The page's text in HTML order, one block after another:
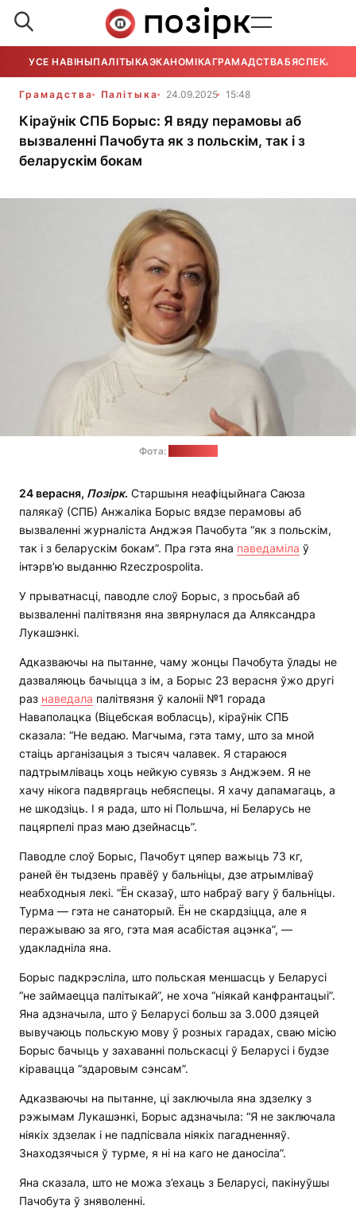
УСЕ НАВІНЫПАЛІТЫКАЭКАНОМІКАГРАМАДСТВАБЯСПЕКА
Грамадства Палітыка 24.09.2025 15:48
Кіраўнік СПБ Борыс: Я вяду перамовы аб
вызваленні Пачобута як з польскім, так і з
беларускім бокам
Фота:
24 верасня, Позірк. Старшыня неафіцыйнага Саюза
палякаў (СПБ) Анжаліка Борыс вядзе перамовы аб
вызваленні журналіста Анджэя Пачобута “як з польскім,
так і з беларускім бокам”. Пра гэта яна паведаміла ў
інтэрв’ю выданню Rzeczpospolita.
У прыватнасці, паводле слоў Борыс, з просьбай аб
вызваленні палітвязня яна звярнулася да Аляксандра
Лукашэнкі.
Адказваючы на пытанне, чаму жонцы Пачобута ўлады не
дазваляюць бачыцца з ім, а Борыс 23 верасня ўжо другі
раз наведала палітвязня ў калоніі №1 горада
Наваполацка (Віцебская вобласць), кіраўнік СПБ
сказала: “Не ведаю. Магчыма, гэта таму, што за мной
стаіць арганізацыя з тысяч чалавек. Я стараюся
падтрымліваць хоць нейкую сувязь з Анджэем. Я не
хачу нікога падвяргаць небяспецы. Я хачу дапамагаць, а
не шкодзіць. І я рада, што ні Польшча, ні Беларусь не
пацярпелі праз маю дзейнасць”.
Паводле слоў Борыс, Пачобут цяпер важыць 73 кг,
раней ён тыдзень правёў у бальніцы, дзе атрымліваў
неабходныя лекі. “Ён сказаў, што набраў вагу ў бальніцы.
Турма — гэта не санаторый. Ён не скардзіцца, але я
перажываю за яго, гэта мая асабістая ацэнка”, —
удакладніла яна.
Борыс падкрэсліла, што польская меншасць у Беларусі
“не займаецца палітыкай”, не хоча “ніякай канфрантацыі”.
Яна адзначыла, што ў Беларусі больш за 3.000 дзяцей
вывучаюць польскую мову ў розных гарадах, сваю місію
Борыс бачыць у захаванні польскасці ў Беларусі і будзе
кіравацца “здаровым сэнсам”.
Адказваючы на пытанне, ці заключыла яна здзелку з
рэжымам Лукашэнкі, Борыс адзначыла: “Я не заключала
ніякіх здзелак і не падпісвала ніякіх пагадненняў.
Знаходзячыся ў турме, я ні на каго не даносіла”.
Яна сказала, што не можа з’ехаць з Беларусі, пакінуўшы
Пачобута ў зняволенні.